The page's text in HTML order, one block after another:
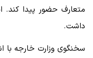
متعارف حضور پیدا کند.
داشت.
سخنگوی وزارت خارجه با